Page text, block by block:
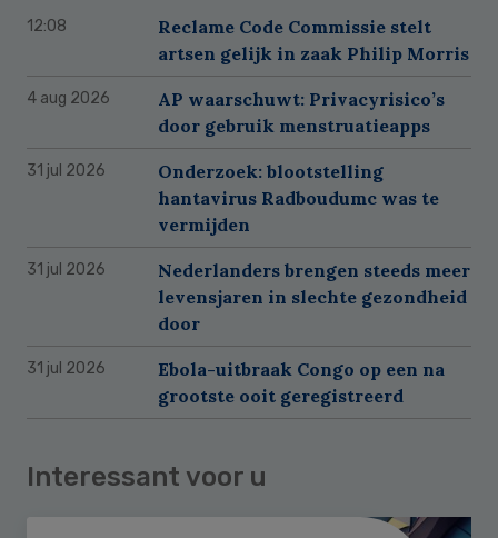
12:08
Reclame Code Commissie stelt
artsen gelijk in zaak Philip Morris
4 aug 2026
AP waarschuwt: Privacyrisico’s
door gebruik menstruatieapps
31 jul 2026
Onderzoek: blootstelling
hantavirus Radboudumc was te
vermijden
31 jul 2026
Nederlanders brengen steeds meer
levensjaren in slechte gezondheid
door
31 jul 2026
Ebola-uitbraak Congo op een na
grootste ooit geregistreerd
Interessant voor u